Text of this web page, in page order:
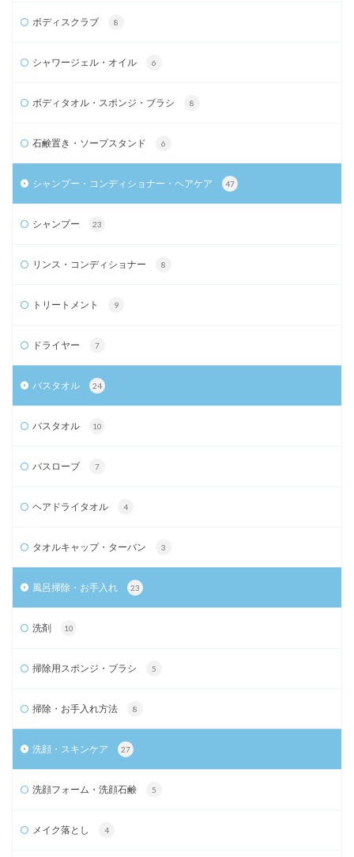
ボディスクラブ 8
シャワージェル・オイル 6
ボディタオル・スポンジ・ブラシ 8
石鹸置き・ソープスタンド 6
シャンプー・コンディショナー・ヘアケア 47
シャンプー 23
リンス・コンディショナー 8
トリートメント 9
ドライヤー 7
バスタオル 24
バスタオル 10
バスローブ 7
ヘアドライタオル 4
タオルキャップ・ターバン 3
風呂掃除・お手入れ 23
洗剤 10
掃除用スポンジ・ブラシ 5
掃除・お手入れ方法 8
洗顔・スキンケア 27
洗顔フォーム・洗顔石鹸 5
メイク落とし 4